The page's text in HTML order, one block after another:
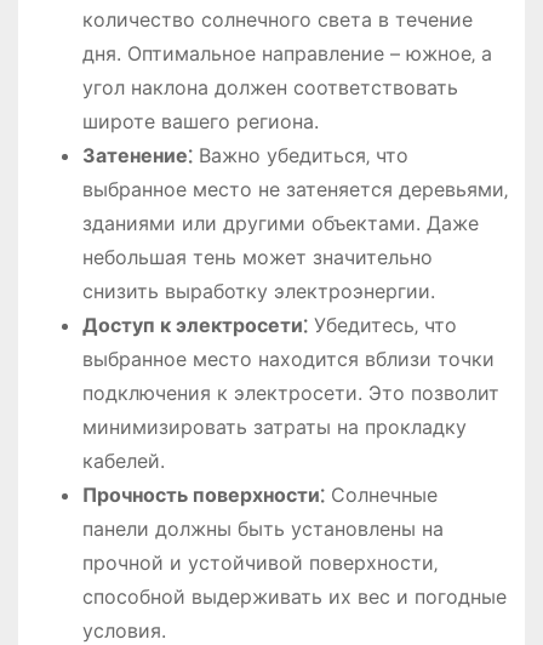
количество солнечного света в течение
дня. Оптимальное направление – южное‚ а
угол наклона должен соответствовать
широте вашего региона.
Затенение⁚Важно убедиться‚ что
выбранное место не затеняется деревьями‚
зданиями или другими объектами. Даже
небольшая тень может значительно
снизить выработку электроэнергии.
Доступ к электросети⁚Убедитесь‚ что
выбранное место находится вблизи точки
подключения к электросети. Это позволит
минимизировать затраты на прокладку
кабелей.
Прочность поверхности⁚Солнечные
панели должны быть установлены на
прочной и устойчивой поверхности‚
способной выдерживать их вес и погодные
условия.